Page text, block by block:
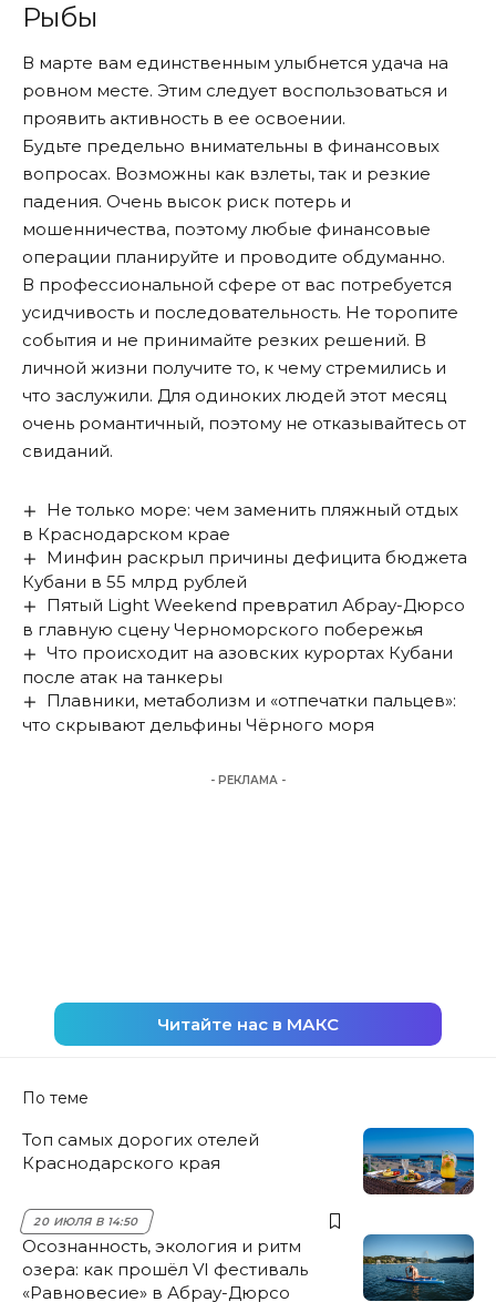
Рыбы
В марте вам единственным улыбнется удача на
ровном месте. Этим следует воспользоваться и
проявить активность в ее освоении.
Будьте предельно внимательны в финансовых
вопросах. Возможны как взлеты, так и резкие
падения. Очень высок риск потерь и
мошенничества, поэтому любые финансовые
операции планируйте и проводите обдуманно.
В профессиональной сфере от вас потребуется
усидчивость и последовательность. Не торопите
события и не принимайте резких решений. В
личной жизни получите то, к чему стремились и
что заслужили. Для одиноких людей этот месяц
очень романтичный, поэтому не отказывайтесь от
свиданий.
Не только море: чем заменить пляжный отдых
в Краснодарском крае
Минфин раскрыл причины дефицита бюджета
Кубани в 55 млрд рублей
Пятый Light Weekend превратил Абрау-Дюрсо
в главную сцену Черноморского побережья
Что происходит на азовских курортах Кубани
после атак на танкеры
Плавники, метаболизм и «отпечатки пальцев»:
что скрывают дельфины Чёрного моря
- РЕКЛАМА -
Читайте нас в МАКС
По теме
Топ самых дорогих отелей
Краснодарского края
20 ИЮЛЯ В 14:50
Осознанность, экология и ритм
озера: как прошёл VI фестиваль
«Равновесие» в Абрау-Дюрсо